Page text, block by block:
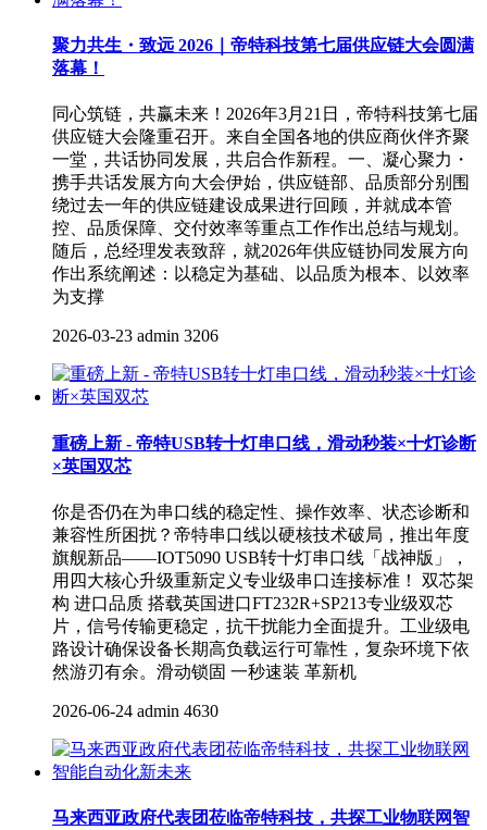
聚力共生・致远 2026｜帝特科技第七届供应链大会圆满
落幕！
同心筑链，共赢未来！2026年3月21日，帝特科技第七届
供应链大会隆重召开。来自全国各地的供应商伙伴齐聚
一堂，共话协同发展，共启合作新程。一、凝心聚力・
携手共话发展方向大会伊始，供应链部、品质部分别围
绕过去一年的供应链建设成果进行回顾，并就成本管
控、品质保障、交付效率等重点工作作出总结与规划。
随后，总经理发表致辞，就2026年供应链协同发展方向
作出系统阐述：以稳定为基础、以品质为根本、以效率
为支撑
2026-03-23 admin 3206
重磅上新 - 帝特USB转十灯串口线，滑动秒装×十灯诊断
×英国双芯
你是否仍在为串口线的稳定性、操作效率、状态诊断和
兼容性所困扰？帝特串口线以硬核技术破局，推出年度
旗舰新品——IOT5090 USB转十灯串口线「战神版」，
用四大核心升级重新定义专业级串口连接标准！ 双芯架
构 进口品质 搭载英国进口FT232R+SP213专业级双芯
片，信号传输更稳定，抗干扰能力全面提升。工业级电
路设计确保设备长期高负载运行可靠性，复杂环境下依
然游刃有余。滑动锁固 一秒速装 革新机
2026-06-24 admin 4630
马来西亚政府代表团莅临帝特科技，共探工业物联网智